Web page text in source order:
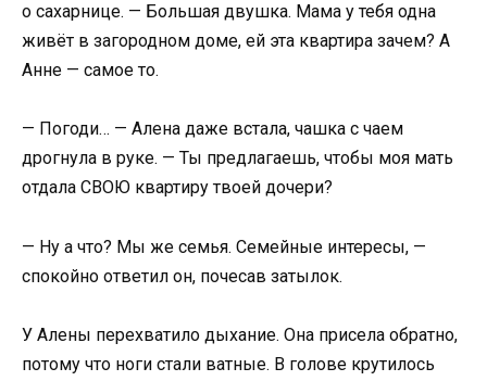
о сахарнице. — Большая двушка. Мама у тебя одна
живёт в загородном доме, ей эта квартира зачем? А
Анне — самое то.
— Погоди… — Алена даже встала, чашка с чаем
дрогнула в руке. — Ты предлагаешь, чтобы моя мать
отдала СВОЮ квартиру твоей дочери?
— Ну а что? Мы же семья. Семейные интересы, —
спокойно ответил он, почесав затылок.
У Алены перехватило дыхание. Она присела обратно,
потому что ноги стали ватные. В голове крутилось